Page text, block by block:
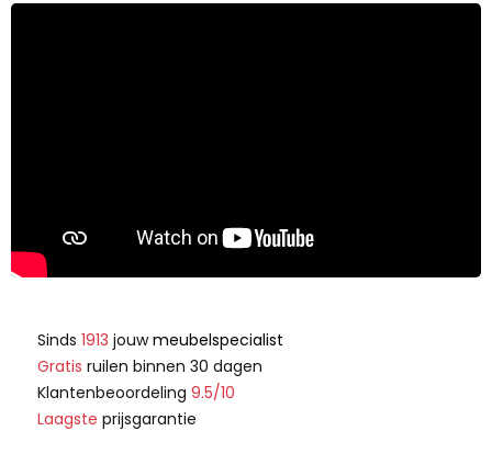
Sinds 1913 jouwmeubelspecialist
Gratis ruilen binnen 30 dagen
Klantenbeoordeling 9.5/10
Laagste prijsgarantie